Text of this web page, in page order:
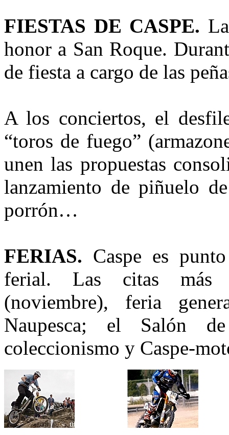
FIESTAS DE CASPE.
honor a San Roque.
de fiesta a cargo de las
A los conciertos, el
“toros de fuego”
unen las propuestas
lanzamiento de piñuelo
porrón…
FERIAS. Caspe es
ferial. Las citas más
(noviembre), feria
Naupesca; el Salón
coleccionismo y Caspe-